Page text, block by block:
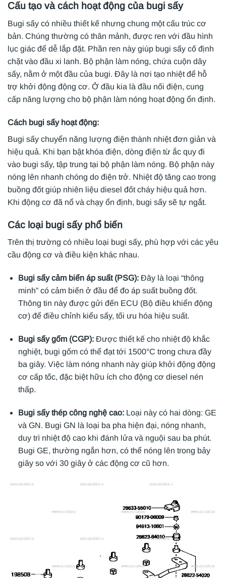
Cấu tạo và cách hoạt động của bugi sấy
Bugi sấy có nhiều thiết kế nhưng chung một cấu trúc cơ
bản. Chúng thường có thân mảnh, được ren với đầu hình
lục giác để dễ lắp đặt. Phần ren này giúp bugi sấy cố định
chặt vào đầu xi lanh. Bộ phận làm nóng, chứa cuộn dây
sấy, nằm ở một đầu của bugi. Đây là nơi tạo nhiệt để hỗ
trợ khởi động động cơ. Ở đầu kia là đầu nối điện, cung
cấp năng lượng cho bộ phận làm nóng hoạt động ổn định.
Cách bugi sấy hoạt động:
Bugi sấy chuyển năng lượng điện thành nhiệt đơn giản và
hiệu quả. Khi bạn bật khóa điện, dòng điện từ ắc quy đi
vào bugi sấy, tập trung tại bộ phận làm nóng. Bộ phận này
nóng lên nhanh chóng do điện trở. Nhiệt độ tăng cao trong
buồng đốt giúp nhiên liệu diesel đốt cháy hiệu quả hơn.
Khi động cơ đã nổ và chạy ổn định, bugi sấy sẽ tự ngắt.
Các loại bugi sấy phổ biến
Trên thị trường có nhiều loại bugi sấy, phù hợp với các yêu
cầu động cơ và điều kiện khác nhau.
Bugi sấy cảm biến áp suất (PSG): Đây là loại “thông
minh” có cảm biến ở đầu để đo áp suất buồng đốt.
Thông tin này được gửi đến ECU (Bộ điều khiển động
cơ) để điều chỉnh kiểu sấy, tối ưu hóa hiệu suất.
Bugi sấy gốm (CGP): Được thiết kế cho nhiệt độ khắc
nghiệt, bugi gốm có thể đạt tới 1500°C trong chưa đầy
ba giây. Việc làm nóng nhanh này giúp khởi động động
cơ cấp tốc, đặc biệt hữu ích cho động cơ diesel nén
thấp.
Bugi sấy thép công nghệ cao: Loại này có hai dòng: GE
và GN. Bugi GN là loại ba pha hiện đại, nóng nhanh,
duy trì nhiệt độ cao khi đánh lửa và nguội sau ba phút.
Bugi GE, thường ngắn hơn, có thể nóng lên trong bảy
giây so với 30 giây ở các động cơ cũ hơn.